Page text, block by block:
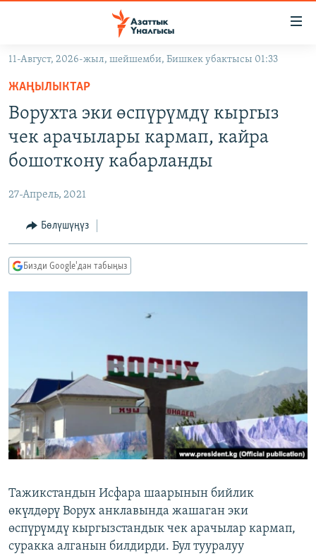
Навигацияга
өтүңүз
Издөөгө
салыңызКЫРГЫЗСТАН
МАДАНИЯТ
ДҮЙНӨ
УКРАИНА
ТВ ПРОГРАММАЛАР
БҮГҮН АЗАТТЫКТА
ЫҢГАЙСЫЗ СУРООЛОР
ПОДКАСТ
Русский
ЭЕ/АРнун бардык сайттары
11-Август, 2026-жыл, шейшемби, Бишкек убактысы 01:33
ЖАҢЫЛЫКТАР
Ворухта эки өспүрүмдү кыргыз
чек арачылары кармап, кайра
бошоткону кабарланды
27-Апрель, 2021
Бөлүшүңүз
Бизди Google'дан табыңыз
Тажикстандын Исфара шаарынын бийлик
өкүлдөрү Ворух анклавында жашаган эки
өспүрүмдү кыргызстандык чек арачылар кармап,
суракка алганын билдирди. Бул тууралуу